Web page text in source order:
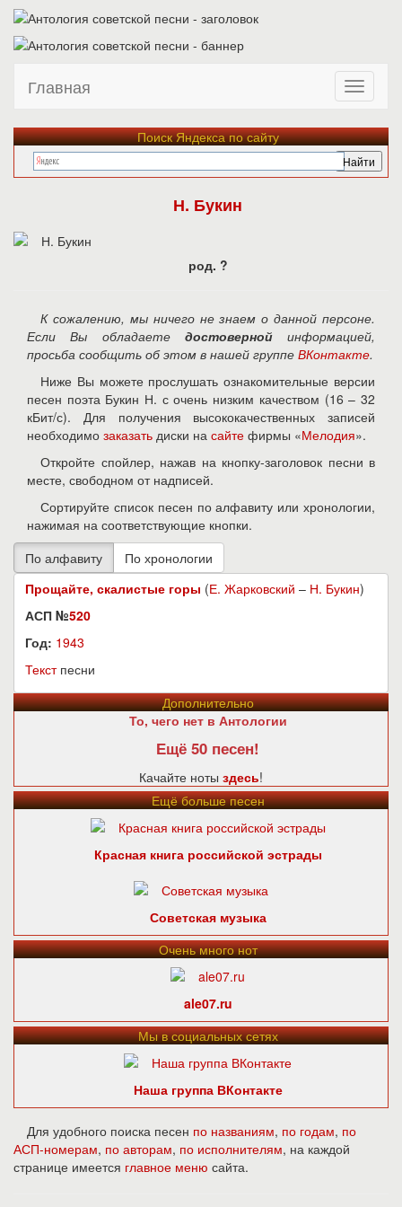
Главная
Поиск Яндекса по сайту
Н. Букин
род. ?
К сожалению, мы ничего не знаем о данной персоне.
Если Вы обладаете достовернойинформацией,
просьба сообщить об этом в нашей группе ВКонтакте.
Ниже Вы можете прослушать ознакомительные версии
песен поэта Букин Н. с очень низким качеством (16 – 32
кБит/с). Для получения высококачественных записей
необходимо заказать диски на сайте фирмы «Мелодия».
Откройте спойлер, нажав на кнопку-заголовок песни в
месте, свободном от надписей.
Сортируйте список песен по алфавиту или хронологии,
нажимая на соответствующие кнопки.
Прощайте, скалистые горы (Е. Жарковский – Н. Букин)
АСП №520
Год: 1943
Текстпесни
Дополнительно
То, чего нет в Антологии
Ещё 50 песен!
Качайте ноты здесь!
Ещё больше песен
Красная книга российской эстрады
Советская музыка
Очень много нот
ale07.ru
Мы в социальных сетях
Наша группа ВКонтакте
Для удобного поиска песен по названиям, по годам, по
АСП-номерам, по авторам, по исполнителям, на каждой
странице имеется главное меню сайта.